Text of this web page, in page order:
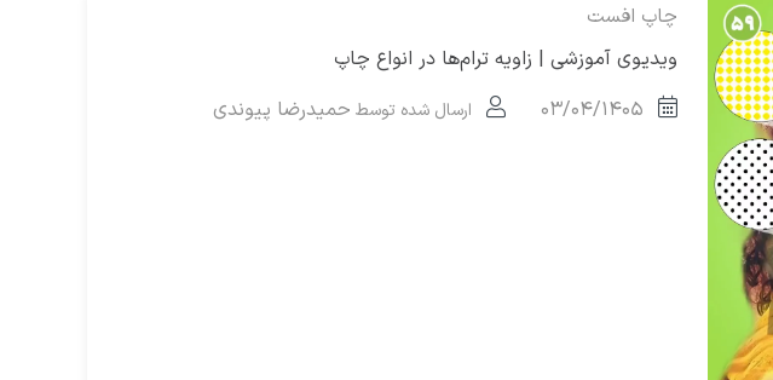
چاپ افست
ویدیوی آموزشی | زاویه ترام‌ها در انواع چاپ
۰۳/۰۴/۱۴۰۵
ارسال شده توسط حمیدرضا پیوندی